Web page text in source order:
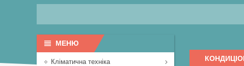
Кліматична техніка